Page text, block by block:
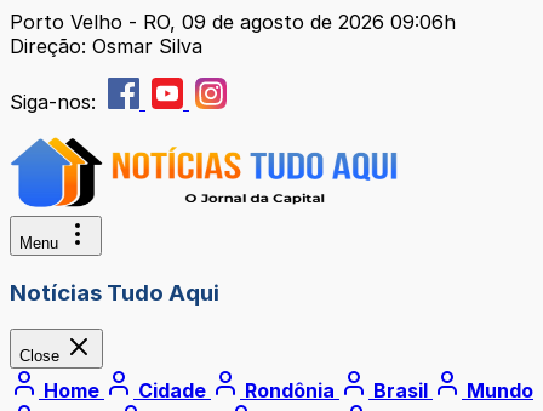
Porto Velho - RO, 09 de agosto de 2026 09:06h
Direção: Osmar Silva
Siga-nos:
Menu
Notícias Tudo Aqui
Close
Home Cidade Rondônia Brasil
Mundo